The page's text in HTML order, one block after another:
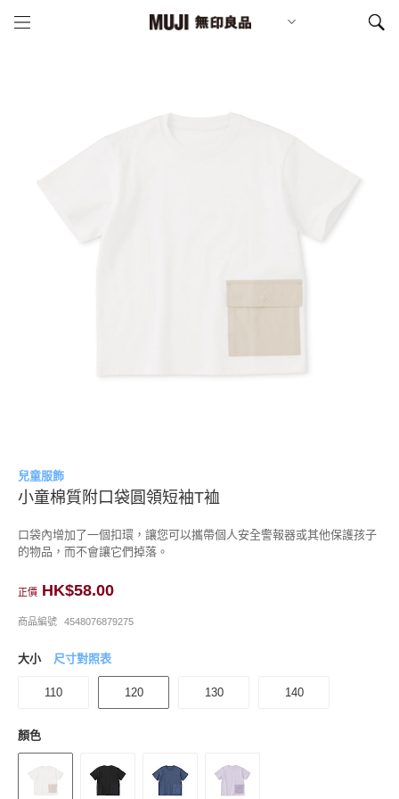
兒童服飾
小童棉質附口袋圓領短袖T裇
口袋內增加了一個扣環，讓您可以攜帶個人安全警報器或其他保護孩子
的物品，而不會讓它們掉落。
正價 HK$58.00
商品編號 4548076879275
大小 尺寸對照表
110 120 130 140
顏色